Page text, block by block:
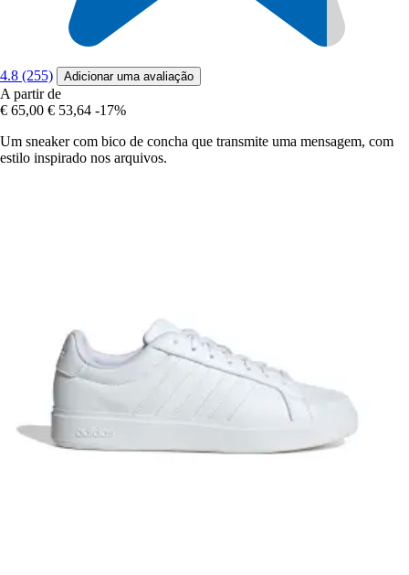
4.8 (255) Adicionar uma avaliação
A partir de
€ 65,00 € 53,64 -17%
Um sneaker com bico de concha que transmite uma mensagem, com
estilo inspirado nos arquivos.